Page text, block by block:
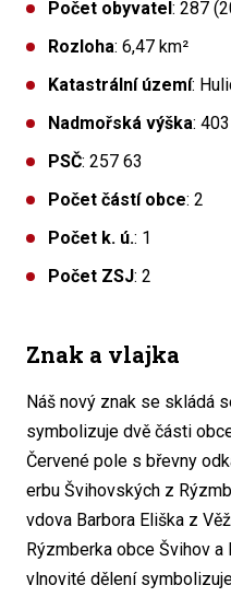
Počet obyvatel: 287
Rozloha: 6,47 km²
Katastrální území:
Nadmořská výška:
PSČ: 257 63
Počet částí obce: 2
Počet k. ú.: 1
Počet ZSJ: 2
Znak a vlajka
Náš nový znak se skládá
symbolizuje dvě části
Červené pole s břevny
erbu Švihovských z
vdova Barbora Eliška z
Rýzmberka obce Švihov a
vlnovité dělení